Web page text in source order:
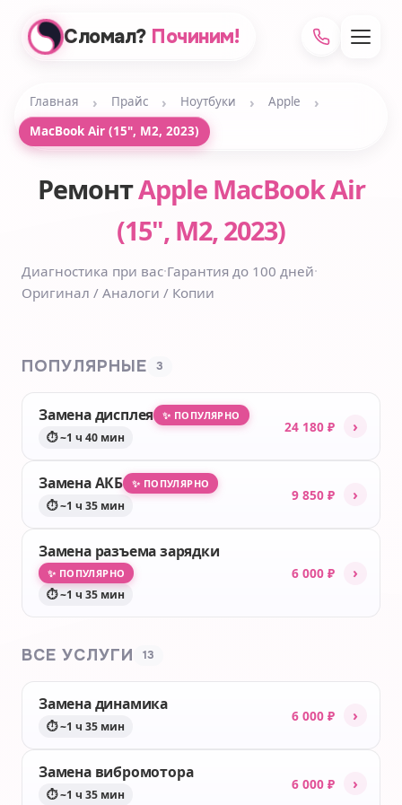
Сломал? Починим!
Главная › Прайс › Ноутбуки › Apple ›
MacBook Air (15", M2, 2023)
РемонтApple MacBook Air
(15", M2, 2023)
Диагностика при вас·Гарантия до 100 дней·
Оригинал / Аналоги / Копии
ПОПУЛЯРНЫЕ 3
Замена дисплея ✨ ПОПУЛЯРНО
⏱ ~1 ч 40 мин
24 180 ₽ ›
Замена АКБ ✨ ПОПУЛЯРНО
⏱ ~1 ч 35 мин
9 850 ₽ ›
Замена разъема зарядки
✨ ПОПУЛЯРНО
⏱ ~1 ч 35 мин
6 000 ₽ ›
ВСЕ УСЛУГИ 13
Замена динамика
⏱ ~1 ч 35 мин
6 000 ₽ ›
Замена вибромотора
⏱ ~1 ч 35 мин
6 000 ₽ ›